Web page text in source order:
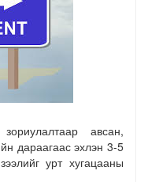
авсан,
дараагаас эхлэн 3-5
урт хугацааны